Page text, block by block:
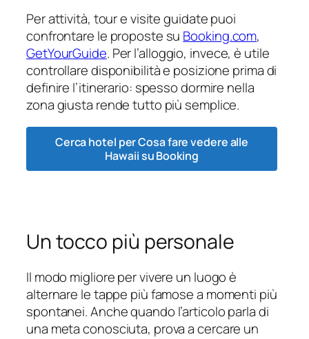
Per attività, tour e visite guidate puoi
confrontare le proposte su Booking.com,
GetYourGuide. Per l’alloggio, invece, è utile
controllare disponibilità e posizione prima di
definire l’itinerario: spesso dormire nella
zona giusta rende tutto più semplice.
Cerca hotel per Cosa fare vedere alle
Hawaii su Booking
Un tocco più personale
Il modo migliore per vivere un luogo è
alternare le tappe più famose a momenti più
spontanei. Anche quando l’articolo parla di
una meta conosciuta, prova a cercare un